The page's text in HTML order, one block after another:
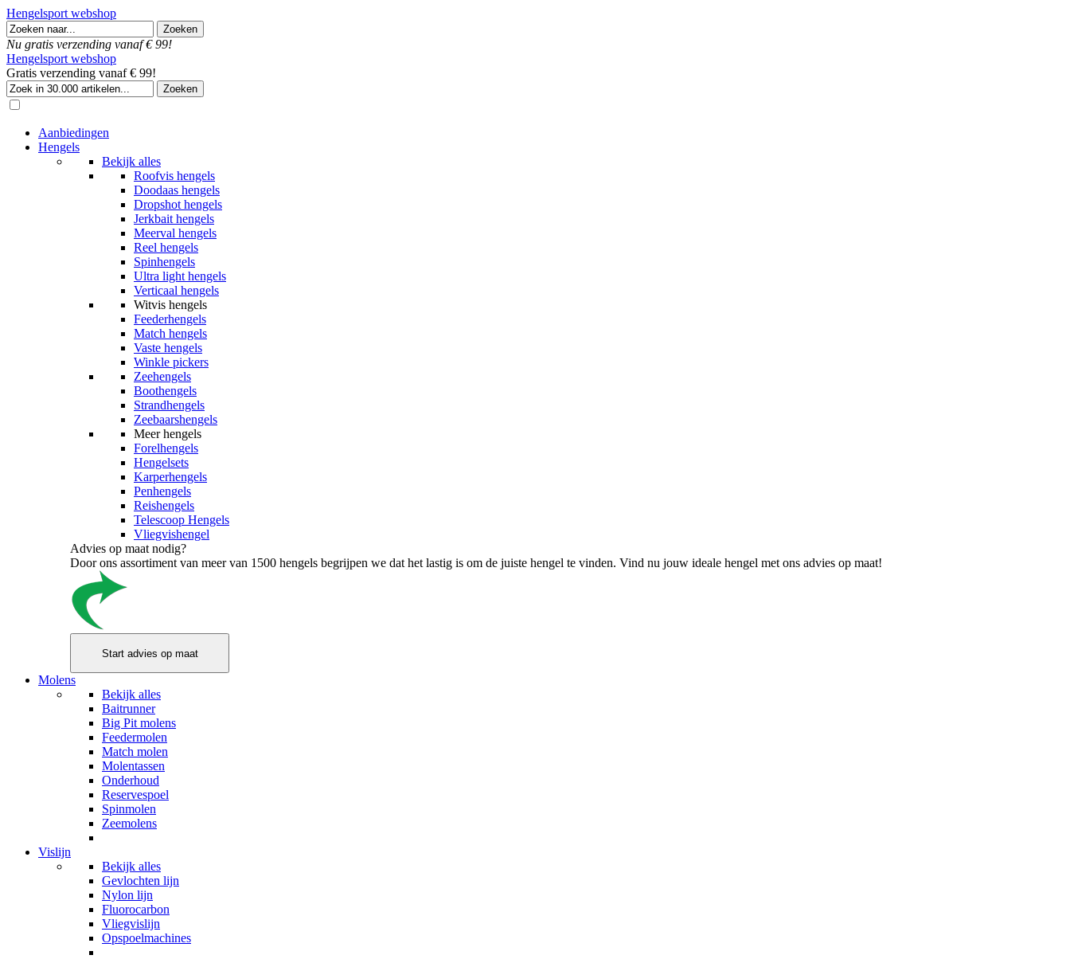
Hengelsport webshop
Nu gratis verzending vanaf € 99!
Hengelsport webshop
Gratis verzending vanaf € 99!
Aanbiedingen
Hengels
Bekijk alles
Roofvis hengels
Doodaas hengels
Dropshot hengels
Jerkbait hengels
Meerval hengels
Reel hengels
Spinhengels
Ultra light hengels
Verticaal hengels
Witvis hengels
Feederhengels
Match hengels
Vaste hengels
Winkle pickers
Zeehengels
Boothengels
Strandhengels
Zeebaarshengels
Meer hengels
Forelhengels
Hengelsets
Karperhengels
Penhengels
Reishengels
Telescoop Hengels
Vliegvishengel
Advies op maat nodig?
Door ons assortiment van meer van 1500 hengels begrijpen we dat het lastig is om de juiste hengel te vinden. Vind nu jouw ideale hengel met ons advies op maat!
Molens
Bekijk alles
Baitrunner
Big Pit molens
Feedermolen
Match molen
Molentassen
Onderhoud
Reservespoel
Spinmolen
Zeemolens
Vislijn
Bekijk alles
Gevlochten lijn
Nylon lijn
Fluorocarbon
Vliegvislijn
Opspoelmachines